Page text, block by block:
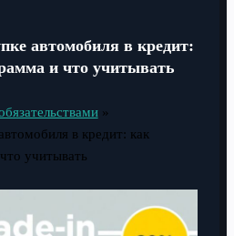
автомобиля в кредит:
и что учитывать
в кредит: как
учитывать